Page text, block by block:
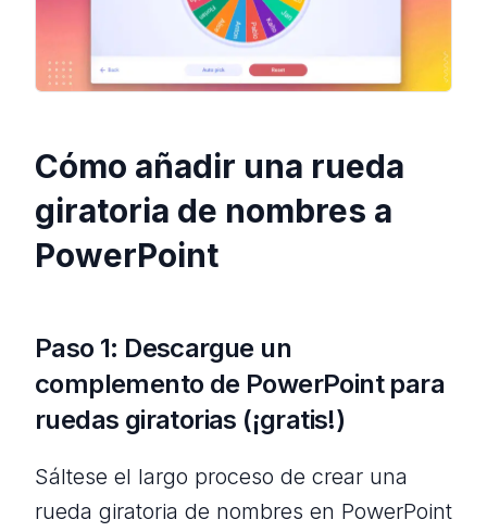
Cómo añadir una rueda
giratoria de nombres a
PowerPoint
Paso 1: Descargue un
complemento de PowerPoint para
ruedas giratorias (¡gratis!)
Sáltese el largo proceso de crear una
rueda giratoria de nombres en PowerPoint